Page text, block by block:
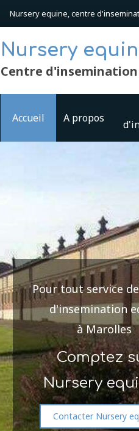
Nursery equine, centre
Nursery
Centre
Accueil A propos
Pour tout service
d'insemination
à Marolles
Comptez
Nursery
Contacter Nursery